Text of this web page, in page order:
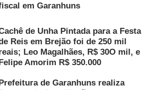
em Garanhuns
de Unha Pintada para a Festa
Reis em Brejão foi de 250 mil
Leo Magalhães, R$ 30O mil, e
Felipe Amorim R$ 350.000
Prefeitura de Garanhuns realiza